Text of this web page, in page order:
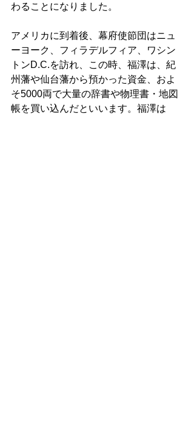
わることになりました。
アメリカに到着後、幕府使節団はニュ
ーヨーク、フィラデルフィア、ワシン
トンD.C.を訪れ、この時、福澤は、紀
州藩や仙台藩から預かった資金、およ
そ5000両で大量の辞書や物理書・地図
帳を買い込んだといいます。福澤は